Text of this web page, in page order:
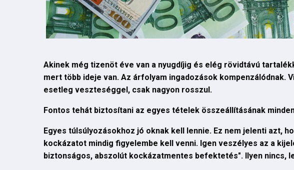
Akinek még tizenöt éve van a nyugdíjig és elég rövidtávú
mert több ideje van. Az árfolyam ingadozások
esetleg veszteséggel, csak nagyon rosszul.
Fontos tehát biztosítani az egyes tételek összeállításának
Egyes túlsúlyozásokhoz jó oknak kell lennie. Ez nem jelenti azt,
kockázatot mindig figyelembe kell venni. Igen veszélyes az a
biztonságos, abszolút kockázatmentes befektetés". Ilyen nincs,